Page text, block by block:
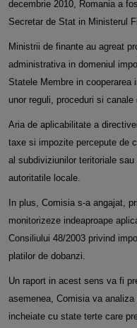
decembrie 2010, Romania a
Secretar de Stat in Ministerul
Ministrii de finante au agreat
administrativa in domeniul
Statele Membre in cooperarea
unor reguli, proceduri si
Aria de aplicabilitate a
taxe si impozite percepute de
al subdiviziunilor teritoriale
autoritatile locale.
In plus, Comisia s-a angajat,
monitorizeze indeaproape
Consiliului 48/2003 privind
platilor de dobanzi.
Un raport in acest sens va fi
asemenea, Comisia va
incheiate cu state terte care